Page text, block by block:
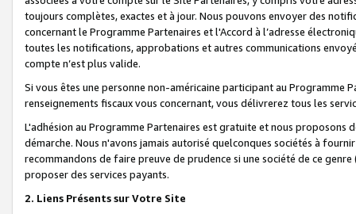
toujours complètes, exactes et à jour. Nous pouvons envoyer des
concernant le Programme Partenaires et l'Accord à l’adresse
toutes les notifications, approbations et autres communications
compte n’est plus valide.
Si vous êtes une personne non-américaine participant au
renseignements fiscaux vous concernant, vous délivrerez tous les
L'adhésion au Programme Partenaires est gratuite et nous proposons
démarche. Nous n'avons jamais autorisé quelconques sociétés à
recommandons de faire preuve de prudence si une société de ce
proposer des services payants.
2. Liens Présents sur Votre Site